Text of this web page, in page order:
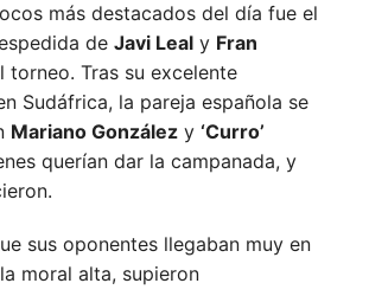
más destacados del día fue el
de Javi Leal y Fran
torneo. Tras su excelente
Sudáfrica, la pareja española se
Mariano González y ‘Curro’
querían dar la campanada, y
sus oponentes llegaban muy en
moral alta, supieron